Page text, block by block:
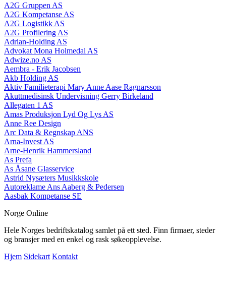
A2G Gruppen AS
A2G Kompetanse AS
A2G Logistikk AS
A2G Profilering AS
Adrian-Holding AS
Advokat Mona Holmedal AS
Adwize.no AS
Aembra - Erik Jacobsen
Akb Holding AS
Aktiv Familieterapi Mary Anne Aase Ragnarsson
Akuttmedisinsk Undervisning Gerry Birkeland
Allegaten 1 AS
Amas Produksjon Lyd Og Lys AS
Anne Ree Design
Arc Data & Regnskap ANS
Arna-Invest AS
Arne-Henrik Hammersland
As Prefa
As Åsane Glasservice
Astrid Nysæters Musikkskole
Autoreklame Ans Aaberg & Pedersen
Aasbak Kompetanse SE
Norge Online
Hele Norges bedriftskatalog samlet på ett sted. Finn firmaer, steder
og bransjer med en enkel og rask søkeopplevelse.
Hjem Sidekart Kontakt